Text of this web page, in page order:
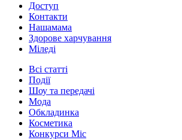
Доступ
Контакти
Нашамама
Здорове харчування
Міледі
Всі статті
Події
Шоу та передачі
Мода
Обкладинка
Косметика
Конкурси Міс